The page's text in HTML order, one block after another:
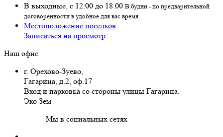
В выходные, с 12:00 до 18:00 В будни - по предварительной
договоренности в удобное для вас время.
Местоположение поселков
Записаться на просмотр
Наш офис
г. Орехово-Зуево
Гагарина, д.2, оф.17
Вход и парковка со стороны улицы Гагарина.
Эко Зем
Мы в социальных сетях